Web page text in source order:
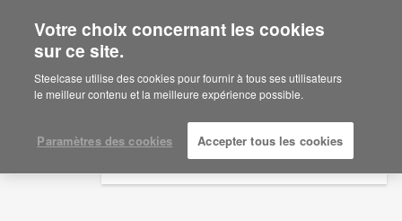
Are you in United States?
Would you like to see Products we sell in
your region?
English
Español
Politique globale relative aux droits de
l’homme et du travail
Votre choix concernant les cookies
sur ce site.
Steelcase utilise des cookies pour fournir à tous ses utilisateurs
le meilleur contenu et la meilleure expérience possible.
Paramètres des cookies Accepter tous les cookies